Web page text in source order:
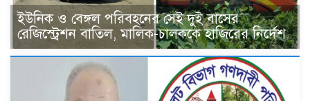
ইউনিক ও বেঙ্গল পরিবহনের সেই দুই বাসের
রেজিস্ট্রেশন বাতিল, মালিক-চালককে হাজিরের নির্দেশ